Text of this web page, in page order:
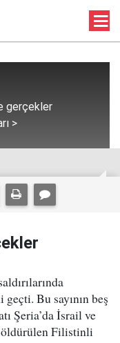
gerçekler
>
Bu sayının beş
Şeria’da İsrail ve
öldürülen Filistinli